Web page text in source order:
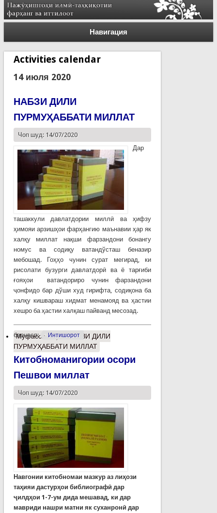
Навигация
Activities calendar
14 июля 2020
НАБЗИ ДИЛИ
ПУРМУҲАББАТИ МИЛЛАТ
Чоп шуд: 14/07/2020
Дар
ташаккули давлатдории миллӣ ва ҳифзу
ҳимояи арзишҳои фарҳангию маънавии ҳар як
халқу миллат нақши фарзандони бонангу
номус ва содиқу ватандўсташ беназир
мебошад. Гоҳҳо чунин сурат мегирад, ки
рисолати бузурги давлатдорӣ ва ё тарғиби
ғояҳои ватандориро чунин фарзандони
ҷонфидо бар дўши худ гирифта, содиқона ба
халқу кишвараш хидмат менамояд ва ҳастии
хешро ба ҳастии халқаш пайванд месозад.
барчасп: Интишорот
Муфассалтаро НАБЗИ ДИЛИ
ПУРМУҲАББАТИ МИЛЛАТ
Китобноманигории осори
Пешвои миллат
Чоп шуд: 14/07/2020
Навгонии китобномаи мазкур аз лиҳози
таҳияи дастурҳои библиографӣ дар
ҷилдҳои 1-7-ум дида мешавад, ки дар
мавриди нашри матни як суханронӣ дар